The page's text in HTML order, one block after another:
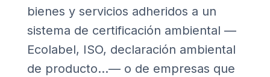
bienes y servicios adheridos a un
sistema de certificación ambiental —
Ecolabel, ISO, declaración ambiental
de producto…— o de empresas que